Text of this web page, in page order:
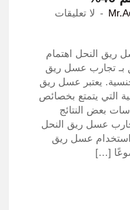
لا تعليقات
ريق النحل اهتمام
بـ تجارب عسل ريق
يعتبر عسل ريق
التي يتمتع بخصائص
بعض النتائج
عسل ريق النحل
استخدام عسل ريق
[…]